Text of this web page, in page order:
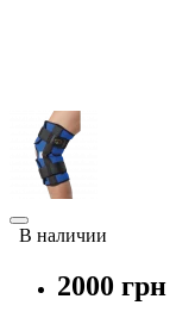
В наличии
2000 грн